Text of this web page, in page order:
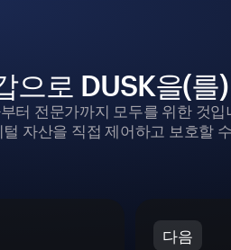
으로 DUSK을(
터 전문가까지 모두를 위한 것
자산을 직접 제어하고 보호할
다음